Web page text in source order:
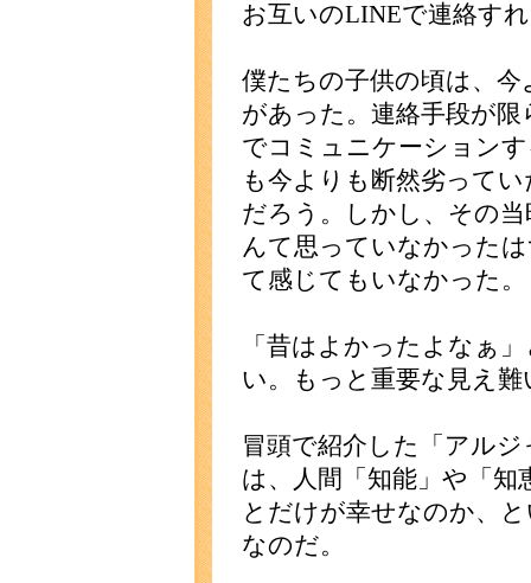
お互いのLINEで連絡す
僕たちの子供の頃は、
があった。連絡手段が
でコミュニケーション
も今よりも断然劣って
だろう。しかし、その
んて思っていなかった
て感じてもいなかった。
「昔はよかったよなぁ
い。もっと重要な見え
冒頭で紹介した「アル
は、人間「知能」や「
とだけが幸せなのか、
なのだ。